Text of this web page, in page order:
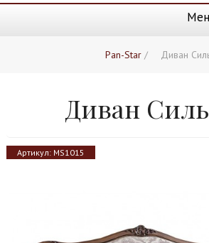
Pan-Star / Диван
Диван
Артикул: MS1015